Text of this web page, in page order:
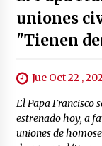
uniones
"Tienen
Jue Oct 22 ,
El Papa Francisco
estrenado hoy, a
uniones de